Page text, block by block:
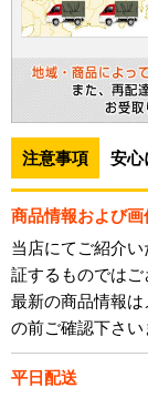
注意事項 安心
商品情報および画
当店にてご紹介
証するものではご
最新の商品情報
の前ご確認下さい
平日配送